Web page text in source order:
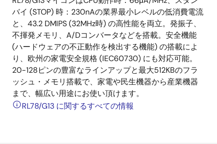
バイ (STOP) 時：230nAの業界最小レベルの低消費電流
と、43.2 DMIPS (32MHz時) の高性能を両立。発振子、
不揮発メモリ、A/Dコンバータなどを搭載。安全機能
(ハードウェアの不正動作を検出する機能) の搭載によ
り、欧州の家電安全規格 (IEC60730) にも対応可能。
20-128ピンの豊富なラインアップと最大512KBのフラ
ッシュ・メモリ搭載で、家電や民生機器から産業機器
まで、幅広い用途にお使い頂けます。
RL78/G13 に関するすべての情報